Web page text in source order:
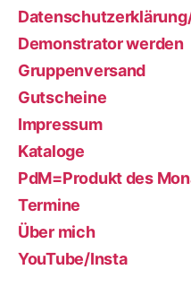
Demonstrator werden
Gruppenversand
Gutscheine
Impressum
Kataloge
PdM=Produkt des
Termine
Über mich
YouTube/Insta